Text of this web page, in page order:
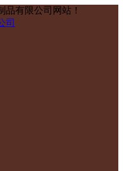
有限公司网站！